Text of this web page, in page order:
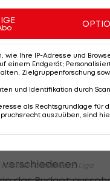
Blau-Weiß
drei Tore ein
Fußball - ADMIRAL 2. Liga
SKN einen endgültigen
Fußball - ADMIRAL 2. Liga
Liefering - FC Hertha
Fußball - ADMIRAL 2. Liga
Sport
und nach einer
abhängen, die
verschiedenen
Ihre IP-Adresse und
einem Endgerät;
Zielgruppenforschung
und Identifikation durch
als Rechtsgrundlage für
auszuüben, sind